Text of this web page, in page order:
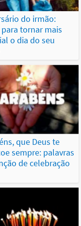
do irmão:
tornar mais
o dia do seu
que Deus te
sempre: palavras
de celebração